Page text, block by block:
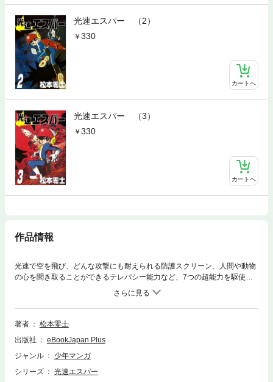
光速エスパー （2）
330
カートへ
光速エスパー （3）
330
カートへ
作品情報
光速で空を飛び、どんな攻撃にも耐えられる防護スクリーン、人間や動物
の心を聞き取ることができるテレパシー能力など、7つの超能力を駆使し
て、地球の平和を守る少年・エスパー！冥王星調査に乗り出した人類だっ
たが、調査船からの連絡は絶たれ、誰も搭乗していない調査船だけが地球
に戻ってきてしまう。救助にむかったエスパーが冥王星でみたものは、植
物が生い茂り、文明の痕跡が残る冥王星だった。冥王星で文明を築いた人
憧れ『光速エスパー』がここに完結！
著者
松本零士
出版社
eBookJapan Plus
ジャンル
少年マンガ
シリーズ
光速エスパー